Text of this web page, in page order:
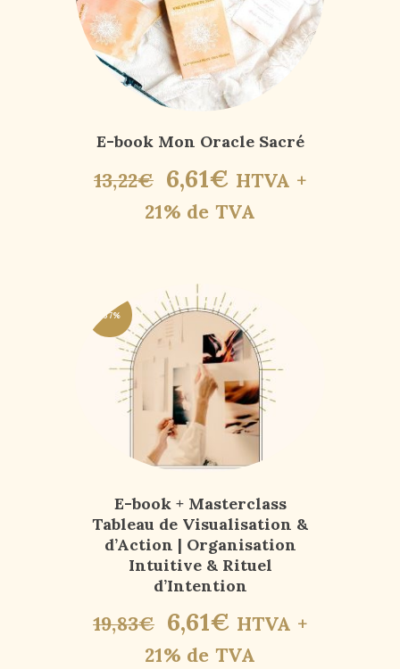
E-book Mon Oracle Sacré
13,22€ 6,61€ HTVA +
21% de TVA
-67%
E-book + Masterclass
Tableau de Visualisation &
d’Action | Organisation
Intuitive & Rituel
d’Intention
19,83€ 6,61€ HTVA +
21% de TVA